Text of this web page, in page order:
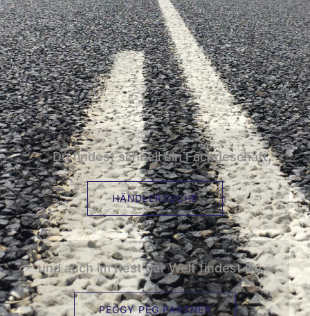
... Du findest schnell ein Fachgeschäft,
HÄNDLERSUCHE
und auch im Rest der Welt findest Du...
PEGGY PEG PARTNER